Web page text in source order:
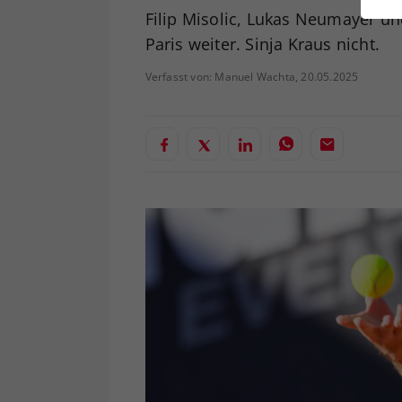
Filip Misolic, Lukas Neumayer
Paris weiter. Sinja Kraus nicht.
Verfasst von: Manuel Wachta, 20.05.2025